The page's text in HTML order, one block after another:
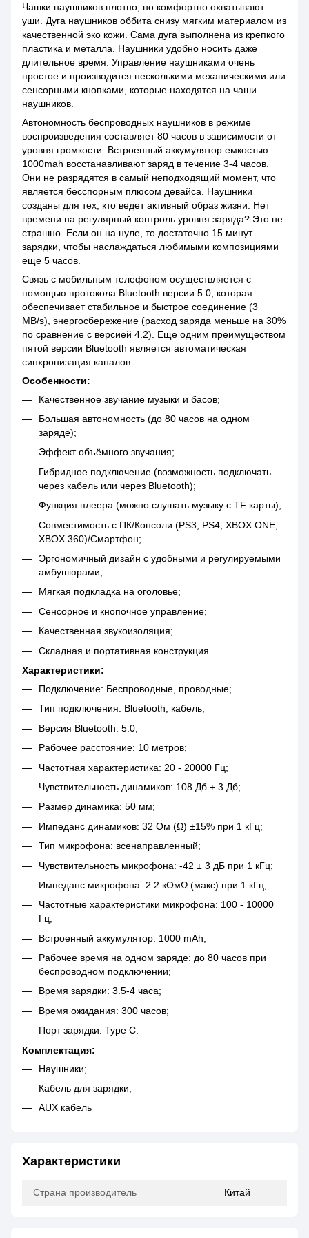
Чашки наушников плотно, но комфортно охватывают
уши. Дуга наушников оббита снизу мягким материалом из
качественной эко кожи. Сама дуга выполнена из крепкого
пластика и металла. Наушники удобно носить даже
длительное время. Управление наушниками очень
простое и производится несколькими механическими или
сенсорными кнопками, которые находятся на чаши
наушников.
Автономность беспроводных наушников в режиме
воспроизведения составляет 80 часов в зависимости от
уровня громкости. Встроенный аккумулятор емкостью
1000mah восстанавливают заряд в течение 3-4 часов.
Они не разрядятся в самый неподходящий момент, что
является бесспорным плюсом девайса. Наушники
созданы для тех, кто ведет активный образ жизни. Нет
времени на регулярный контроль уровня заряда? Это не
страшно. Если он на нуле, то достаточно 15 минут
зарядки, чтобы наслаждаться любимыми композициями
еще 5 часов.
Связь с мобильным телефоном осуществляется с
помощью протокола Bluetooth версии 5.0, которая
обеспечивает стабильное и быстрое соединение (3
MB/s), энергосбережение (расход заряда меньше на 30%
по сравнение с версией 4.2). Еще одним преимуществом
пятой версии Bluetooth является автоматическая
синхронизация каналов.
Особенности:
Качественное звучание музыки и басов;
Большая автономность (до 80 часов на одном
заряде);
Эффект объёмного звучания;
Гибридное подключение (возможность подключать
через кабель или через Bluetooth);
Функция плеера (можно слушать музыку с TF карты);
Совместимость с ПК/Консоли (PS3, PS4, XBOX ONE,
XBOX 360)/Смартфон;
Эргономичный дизайн с удобными и регулируемыми
амбушюрами;
Мягкая подкладка на оголовье;
Сенсорное и кнопочное управление;
Качественная звукоизоляция;
Складная и портативная конструкция.
Характеристики:
Подключение: Беспроводные, проводные;
Тип подключения: Bluetooth, кабель;
Версия Bluetooth: 5.0;
Рабочее расстояние: 10 метров;
Частотная характеристика: 20 - 20000 Гц;
Чувствительность динамиков: 108 Дб ± 3 Дб;
Размер динамика: 50 мм;
Импеданс динамиков: 32 Ом (Ω) ±15% при 1 кГц;
Тип микрофона: всенаправленный;
Чувствительность микрофона: -42 ± 3 дБ при 1 кГц;
Импеданс микрофона: 2.2 кОмΩ (макс) при 1 кГц;
Частотные характеристики микрофона: 100 - 10000
Гц;
Встроенный аккумулятор: 1000 mAh;
Рабочее время на одном заряде: до 80 часов при
беспроводном подключении;
Время зарядки: 3.5-4 часа;
Время ожидания: 300 часов;
Порт зарядки: Type C.
Комплектация:
Наушники;
Кабель для зарядки;
AUX кабель
Характеристики
Страна производитель Китай